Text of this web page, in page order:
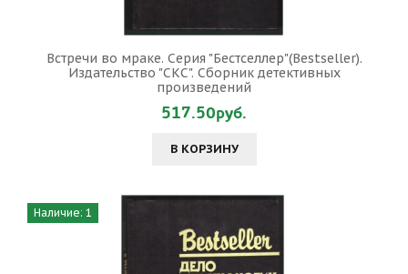
Встречи во мраке. Серия "Бестселлер"(Bestseller).
Издательство "СКС". Сборник детективных
произведений
517.50руб.
В КОРЗИНУ
Наличие: 1